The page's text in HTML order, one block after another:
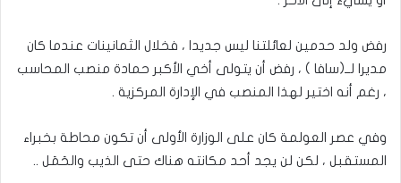
رفض ولد حدمين لعائلتنا ليس جديدا ، فخلال الثمانينات عندما كان
مديرا لــ(سافا ) ، رفض أن يتولى أخي الأكبر حمادة منصب المحاسب
، رغم أنه اختير لهذا المنصب في الإدارة المركزية .
وفي عصر العولمة كان على الوزارة الأولى أن تكون محاطة بخبراء
المستقبل ، لكن لن يجد أحد مكانته هناك حتى الذيب والحَمَل ..